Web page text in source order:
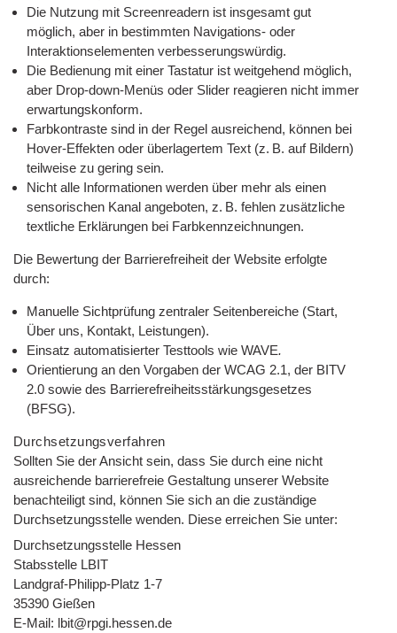
Die Nutzung mit Screenreadern ist insgesamt gut
möglich, aber in bestimmten Navigations- oder
Interaktionselementen verbesserungswürdig.
Die Bedienung mit einer Tastatur ist weitgehend möglich,
aber Drop-down-Menüs oder Slider reagieren nicht immer
erwartungskonform.
Farbkontraste sind in der Regel ausreichend, können bei
Hover-Effekten oder überlagertem Text (z. B. auf Bildern)
teilweise zu gering sein.
Nicht alle Informationen werden über mehr als einen
sensorischen Kanal angeboten, z. B. fehlen zusätzliche
textliche Erklärungen bei Farbkennzeichnungen.
Die Bewertung der Barrierefreiheit der Website erfolgte
durch:
Manuelle Sichtprüfung zentraler Seitenbereiche (Start,
Über uns, Kontakt, Leistungen).
Einsatz automatisierter Testtools wie WAVE.
Orientierung an den Vorgaben der WCAG 2.1, der BITV
2.0 sowie des Barrierefreiheitsstärkungsgesetzes
(BFSG).
Durchsetzungsverfahren
Sollten Sie der Ansicht sein, dass Sie durch eine nicht
ausreichende barrierefreie Gestaltung unserer Website
benachteiligt sind, können Sie sich an die zuständige
Durchsetzungsstelle wenden. Diese erreichen Sie unter:
Durchsetzungsstelle Hessen
Stabsstelle LBIT
Landgraf-Philipp-Platz 1-7
35390 Gießen
E-Mail: lbit@rpgi.hessen.de